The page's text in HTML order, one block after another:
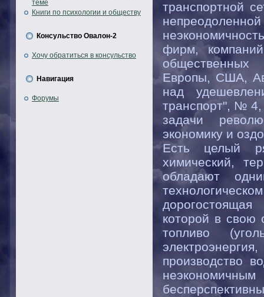
теме
Книги по психологии и обществу
Консульство Овалон-2
Хочу обратиться в консульство
Навигация
Форумы
транспортной
фирм,
общественных
Европы, США,
над
транспорт", №
задачи
экономику и
Есть целый
химический,
обладают
дорогостоящая
которой в свою
топливо
производство